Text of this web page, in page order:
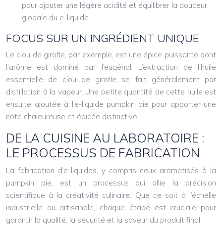
pour ajouter une légère acidité et équilibrer la douceur
globale du e-liquide.
FOCUS SUR UN INGRÉDIENT UNIQUE
Le clou de girofle, par exemple, est une épice puissante dont
l’arôme est dominé par l’eugénol. L’extraction de l’huile
essentielle de clou de girofle se fait généralement par
distillation à la vapeur. Une petite quantité de cette huile est
ensuite ajoutée à l’e-liquide pumpkin pie pour apporter une
note chaleureuse et épicée distinctive.
DE LA CUISINE AU LABORATOIRE :
LE PROCESSUS DE FABRICATION
La fabrication d’e-liquides, y compris ceux aromatisés à la
pumpkin pie, est un processus qui allie la précision
scientifique à la créativité culinaire. Que ce soit à l’échelle
industrielle ou artisanale, chaque étape est cruciale pour
garantir la qualité, la sécurité et la saveur du produit final.